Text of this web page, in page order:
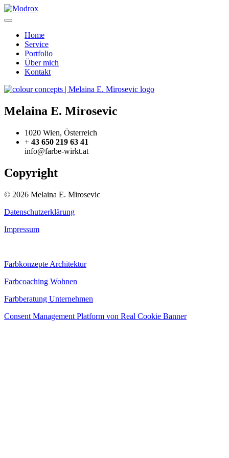
Home
Service
Portfolio
Über mich
Kontakt
Melaina E. Mirosevic
1020 Wien, Österreich
+ 43 650 219 63 41
info@farbe-wirkt.at
Copyright
© 2026 Melaina E. Mirosevic
Datenschutzerklärung
Impressum
Farbkonzepte Architektur
Farbcoaching Wohnen
Farbberatung Unternehmen
Consent Management Platform von Real Cookie Banner